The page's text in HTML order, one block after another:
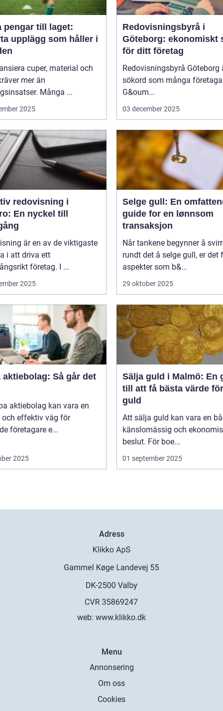
pengar till laget:
upplägg som håller i
cuper, material och
mer än
Många ...
2025
Redovisningsbyrå i
Göteborg: ekonomiskt
för ditt företag
Redovisningsbyrå Göteborg
sökord som många
G&oum...
03 december 2025
redovisning i
En nyckel till
är en av de viktigaste
i att driva ett
företag. I ...
2025
Selge gull: En
guide for en lønnsom
transaksjon
Når tankene begynner å
rundt det å selge gull, er det
aspekter som b&...
29 oktober 2025
aktiebolag: Så går det
aktiebolag kan vara en
och effektiv väg för
företagare e...
2025
Sälja guld i Malmö: En
till att få bästa värde
guld
Att sälja guld kan vara en
känslomässig och
beslut. För boe...
01 september 2025
Adress
web: www.klikko.dk
Menu
Annonsering
Om oss
Cookies